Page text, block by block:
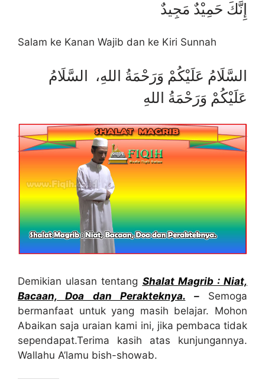
إِنَّكَ حَمِيْدٌ مَجِيدٌ
Salam ke Kanan Wajib dan ke Kiri Sunnah
السَّلَامُ عَلَيْكُمْ وَرَحْمَةُ اللهِ، السَّلَامُ
عَلَيْكُمْ وَرَحْمَةُ اللهِ
Demikian ulasan tentang Shalat Magrib: Niat,
Bacaan, Doa dan Perakteknya. –Semoga
bermanfaat untuk yang masih belajar. Mohon
Abaikan saja uraian kami ini, jika pembaca tidak
sependapat.Terima kasih atas kunjungannya.
Wallahu A’lamu bish-showab.